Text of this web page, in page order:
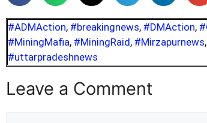
#ADMAction, #breakingnews, #DMAction,
#MiningMafia, #MiningRaid, #Mirzapurnews,
#uttarpradeshnews
Leave a Comment